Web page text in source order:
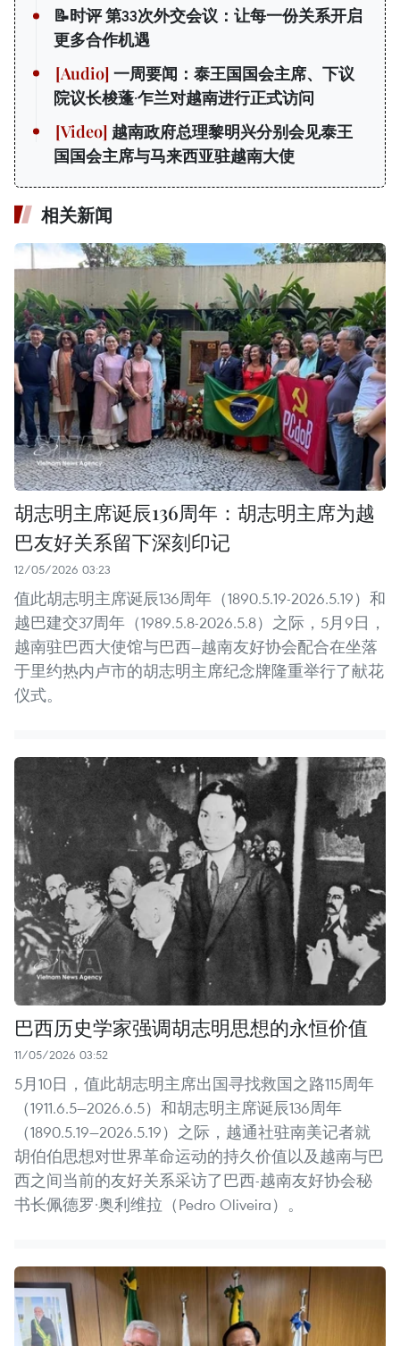
📝时评 第33次外交会议：让每一份关系开启
更多合作机遇
一周要闻：泰王国国会主席、下议
院议长梭蓬·乍兰对越南进行正式访问
越南政府总理黎明兴分别会见泰王
国国会主席与马来西亚驻越南大使
相关新闻
胡志明主席诞辰136周年：胡志明主席为越
巴友好关系留下深刻印记
12/05/2026 03:23
值此胡志明主席诞辰136周年（1890.5.19-2026.5.19）和
越巴建交37周年（1989.5.8-2026.5.8）之际，5月9日，
越南驻巴西大使馆与巴西—越南友好协会配合在坐落
于里约热内卢市的胡志明主席纪念牌隆重举行了献花
仪式。
巴西历史学家强调胡志明思想的永恒价值
11/05/2026 03:52
5月10日，值此胡志明主席出国寻找救国之路115周年
（1911.6.5—2026.6.5）和胡志明主席诞辰136周年
（1890.5.19—2026.5.19）之际，越通社驻南美记者就
胡伯伯思想对世界革命运动的持久价值以及越南与巴
西之间当前的友好关系采访了巴西-越南友好协会秘
书长佩德罗·奥利维拉（Pedro Oliveira）。